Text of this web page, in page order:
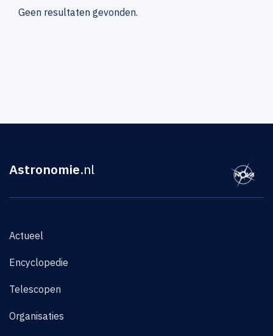
Geen resultaten gevonden.
Astronomie.nl
Actueel
Encyclopedie
Telescopen
Organisaties